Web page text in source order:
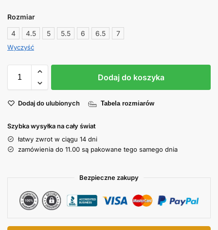
Rozmiar
4
4.5 5 5.5 6 6.5 7
Wyczyść
Dodaj do koszyka
Dodaj do ulubionych Tabela rozmiarów
Szybka wysyłka na cały świat
łatwy zwrot w ciągu 14 dni
zamówienia do 11.00 są pakowane tego samego dnia
Bezpieczne zakupy